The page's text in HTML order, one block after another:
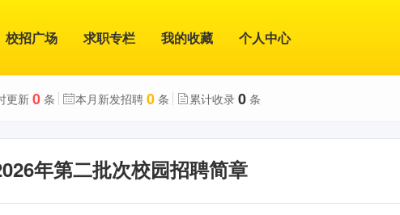
校招广场 求职专栏 我的收藏 个人中心
更新0 条 本月新发招聘 0 条 累计收录 0 条
年第二批次校园招聘简章